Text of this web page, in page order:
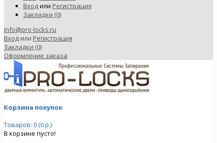
Входили Регистрация
Закладки (0)
info@pro-locks.ru
Вход или Регистрация
Закладки (0)
Оформление заказа
Корзина покупок
Товаров: 0 (0 р.)
В корзине пусто!